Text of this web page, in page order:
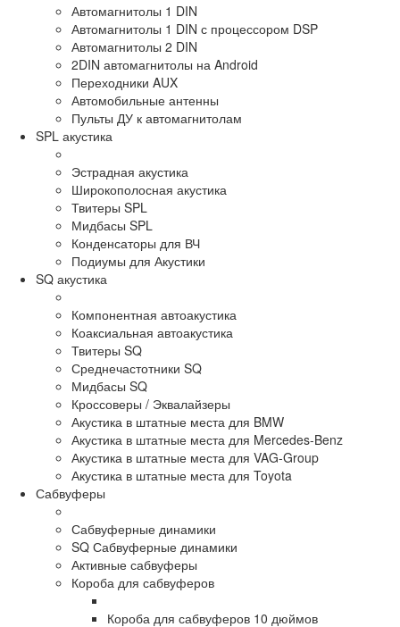
Автомагнитолы 1 DIN
Автомагнитолы 1 DIN с процессором DSP
Автомагнитолы 2 DIN
2DIN автомагнитолы на Android
Переходники AUX
Автомобильные антенны
Пульты ДУ к автомагнитолам
SPL акустика
Эстрадная акустика
Широкополосная акустика
Твитеры SPL
Мидбасы SPL
Конденсаторы для ВЧ
Подиумы для Акустики
SQ акустика
Компонентная автоакустика
Коаксиальная автоакустика
Твитеры SQ
Среднечастотники SQ
Мидбасы SQ
Кроссоверы / Эквалайзеры
Акустика в штатные места для BMW
Акустика в штатные места для Mercedes-Benz
Акустика в штатные места для VAG-Group
Акустика в штатные места для Toyota
Сабвуферы
Сабвуферные динамики
SQ Сабвуферные динамики
Активные сабвуферы
Короба для сабвуферов
Короба для сабвуферов 10 дюймов